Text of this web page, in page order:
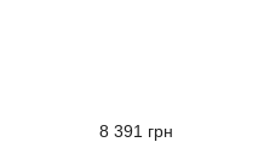
8 391 грн